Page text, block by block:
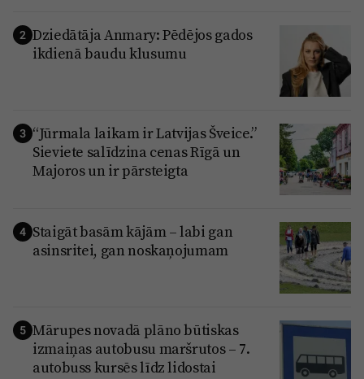
2 Dziedātāja Anmary: Pēdējos gados
ikdienā baudu klusumu
3 “Jūrmala laikam ir Latvijas Šveice.”
Sieviete salīdzina cenas Rīgā un
Majoros un ir pārsteigta
4 Staigāt basām kājām – labi gan
asinsritei, gan noskaņojumam
5 Mārupes novadā plāno būtiskas
izmaiņas autobusu maršrutos – 7.
autobuss kursēs līdz lidostai